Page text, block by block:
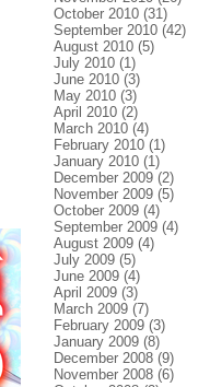
October 2010 (31)
September 2010 (42)
August 2010 (5)
July 2010 (1)
June 2010 (3)
May 2010 (3)
April 2010 (2)
March 2010 (4)
February 2010 (1)
January 2010 (1)
December 2009 (2)
November 2009 (5)
October 2009 (4)
September 2009 (4)
August 2009 (4)
July 2009 (5)
June 2009 (4)
April 2009 (3)
March 2009 (7)
February 2009 (3)
January 2009 (8)
December 2008 (9)
November 2008 (6)